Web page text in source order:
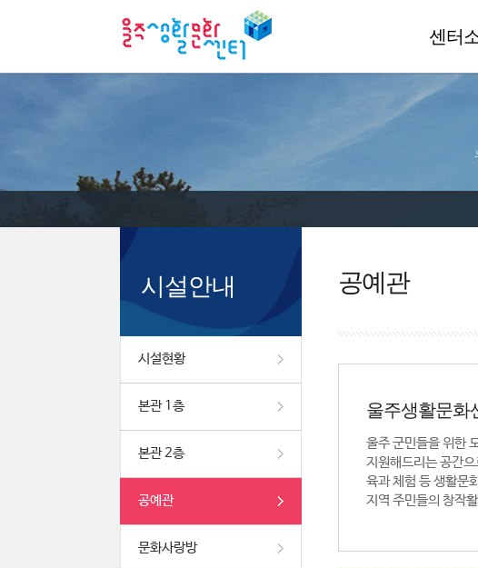
센터
시설안내
시설현황
본관 1층
본관 2층
공예관
문화사랑방
공예관
울주생활문화
울주 군민들을 위한
지원해드리는 공간
육과 체험 등 생활문
지역 주민들의 창작